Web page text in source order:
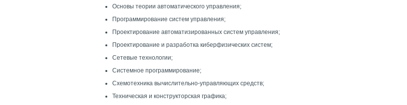
Основы теории автоматического управления;
Программирование систем управления;
Проектирование автоматизированных систем управления;
Проектирование и разработка киберфизических систем;
Сетевые технологии;
Системное программирование;
Схемотехника вычислительно-управляющих средств;
Техническая и конструкторская графика;